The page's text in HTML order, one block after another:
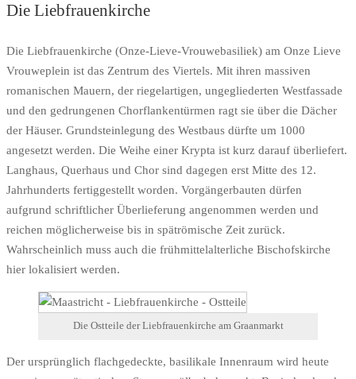
Die Liebfrauenkirche
Die Liebfrauenkirche (Onze-Lieve-Vrouwebasiliek) am Onze Lieve
Vrouweplein ist das Zentrum des Viertels. Mit ihren massiven
romanischen Mauern, der riegelartigen, ungegliederten Westfassade
und den gedrungenen Chorflankentürmen ragt sie über die Dächer
der Häuser. Grundsteinlegung des Westbaus dürfte um 1000
angesetzt werden. Die Weihe einer Krypta ist kurz darauf überliefert.
Langhaus, Querhaus und Chor sind dagegen erst Mitte des 12.
Jahrhunderts fertiggestellt worden. Vorgängerbauten dürfen
aufgrund schriftlicher Überlieferung angenommen werden und
reichen möglicherweise bis in spätrömische Zeit zurück.
Wahrscheinlich muss auch die frühmittelalterliche Bischofskirche
hier lokalisiert werden.
Die Ostteile der Liebfrauenkirche am Graanmarkt
Der ursprünglich flachgedeckte, basilikale Innenraum wird heute